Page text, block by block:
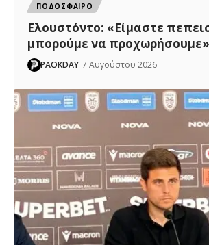
ΠΟΔΟΣΦΑΙΡΟ
Ελουστόντο: «Είμαστε
μπορούμε να προχωρήσουμε»
PAOKDAY 7 Αυγούστου 2026